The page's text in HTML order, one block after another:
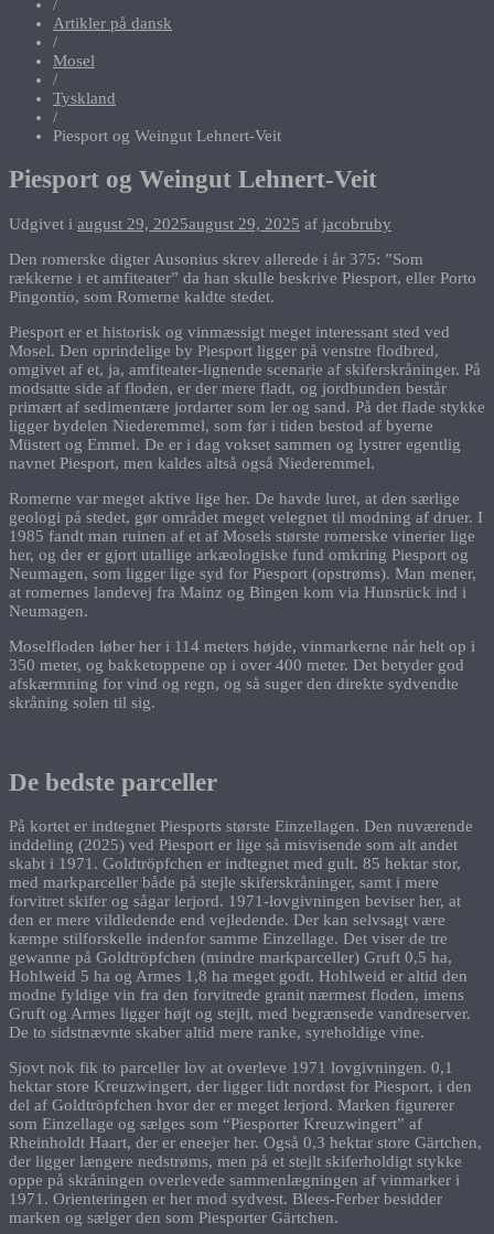
/
Artikler på dansk
/
Mosel
/
Tyskland
/
Piesport og Weingut Lehnert-Veit
Piesport og Weingut Lehnert-Veit
Udgivet i august 29, 2025august 29, 2025 af jacobruby
Den romerske digter Ausonius skrev allerede i år 375: ”Som
rækkerne i et amfiteater” da han skulle beskrive Piesport, eller Porto
Pingontio, som Romerne kaldte stedet.
Piesport er et historisk og vinmæssigt meget interessant sted ved
Mosel. Den oprindelige by Piesport ligger på venstre flodbred,
omgivet af et, ja, amfiteater-lignende scenarie af skiferskråninger. På
modsatte side af floden, er der mere fladt, og jordbunden består
primært af sedimentære jordarter som ler og sand. På det flade stykke
ligger bydelen Niederemmel, som før i tiden bestod af byerne
Müstert og Emmel. De er i dag vokset sammen og lystrer egentlig
navnet Piesport, men kaldes altså også Niederemmel.
Romerne var meget aktive lige her. De havde luret, at den særlige
geologi på stedet, gør området meget velegnet til modning af druer. I
1985 fandt man ruinen af et af Mosels største romerske vinerier lige
her, og der er gjort utallige arkæologiske fund omkring Piesport og
Neumagen, som ligger lige syd for Piesport (opstrøms). Man mener,
at romernes landevej fra Mainz og Bingen kom via Hunsrück ind i
Neumagen.
Moselfloden løber her i 114 meters højde, vinmarkerne når helt op i
350 meter, og bakketoppene op i over 400 meter. Det betyder god
afskærmning for vind og regn, og så suger den direkte sydvendte
skråning solen til sig.
De bedste parceller
På kortet er indtegnet Piesports største Einzellagen. Den nuværende
inddeling (2025) ved Piesport er lige så misvisende som alt andet
skabt i 1971. Goldtröpfchen er indtegnet med gult. 85 hektar stor,
med markparceller både på stejle skiferskråninger, samt i mere
forvitret skifer og sågar lerjord. 1971-lovgivningen beviser her, at
den er mere vildledende end vejledende. Der kan selvsagt være
kæmpe stilforskelle indenfor samme Einzellage. Det viser de tre
gewanne på Goldtröpfchen (mindre markparceller) Gruft 0,5 ha,
Hohlweid 5 ha og Armes 1,8 ha meget godt. Hohlweid er altid den
modne fyldige vin fra den forvitrede granit nærmest floden, imens
Gruft og Armes ligger højt og stejlt, med begrænsede vandreserver.
De to sidstnævnte skaber altid mere ranke, syreholdige vine.
Sjovt nok fik to parceller lov at overleve 1971 lovgivningen. 0,1
hektar store Kreuzwingert, der ligger lidt nordøst for Piesport, i den
del af Goldtröpfchen hvor der er meget lerjord. Marken figurerer
som Einzellage og sælges som “Piesporter Kreuzwingert” af
Rheinholdt Haart, der er eneejer her. Også 0,3 hektar store Gärtchen,
der ligger længere nedstrøms, men på et stejlt skiferholdigt stykke
oppe på skråningen overlevede sammenlægningen af vinmarker i
1971. Orienteringen er her mod sydvest. Blees-Ferber besidder
marken og sælger den som Piesporter Gärtchen.